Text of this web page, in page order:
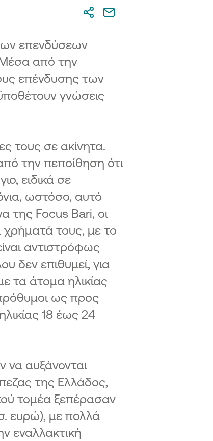
επενδύσεων
Μέσα από την
επένδυσης των
γνώσεις
τους σε ακίνητα.
την πεποίθηση ότι
ειδικά σε
ωστόσο, αυτό
της Focus Bari, οι
τους, με το
αντιστρόφως
δεν επιθυμεί, για
τα άτομα ηλικίας
ως προς
18 έως 24
να αυξάνονται
της Ελλάδος,
τομέα ξεπέρασαν
ευρώ), με πολλά
εναλλακτική